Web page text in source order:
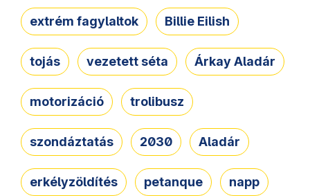
extrém fagylaltok Billie Eilish
tojás vezetett séta Árkay Aladár
motorizáció trolibusz
szondáztatás 2030 Aladár
erkélyzöldítés petanque napp